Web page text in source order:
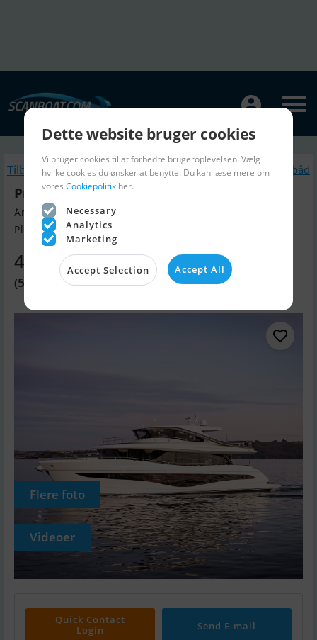
Tilbage Lignende Motorbåd
Princess X80
Årgang 2026, Motorbåd til salg
Plymouth, England
46.735.860 DKK
(5.387.000 GBP)
Flere foto
Videoer
Quick Contact
Login
Send E-mail
Dette website bruger cookies
Vi bruger cookies til at forbedre brugeroplevelsen. Vælg
hvilke cookies du ønsker at benytte. Du kan læse mere om
vores Cookiepolitik her.
Necessary
Analytics
Marketing
Accept Selection Accept All